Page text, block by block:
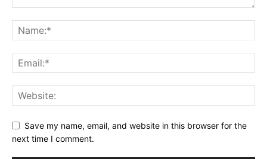
Save my name, email, and website in this browser for the
next time I comment.